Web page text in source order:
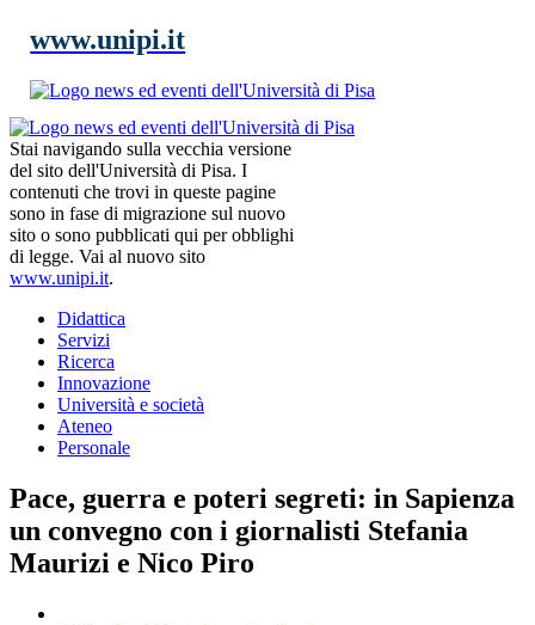
www.unipi.it
Stai navigando sulla vecchia versione
del sito dell'Università di Pisa. I
contenuti che trovi in queste pagine
sono in fase di migrazione sul nuovo
sito o sono pubblicati qui per obblighi
di legge. Vai al nuovo sito
www.unipi.it.
Didattica
Servizi
Ricerca
Innovazione
Università e società
Ateneo
Personale
Pace, guerra e poteri segreti: in Sapienza
un convegno con i giornalisti Stefania
Maurizi e Nico Piro